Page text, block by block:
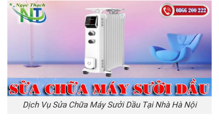
Dịch Vụ Sửa Chữa Máy Sưởi Dầu Tại Nhà Hà Nội